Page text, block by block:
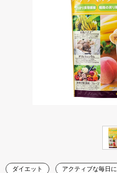
ダイエット アクティブな毎日に